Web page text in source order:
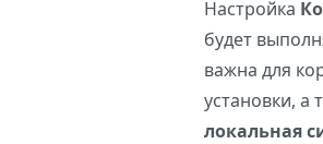
Настройка
будет
важна для
установки, а
локальная